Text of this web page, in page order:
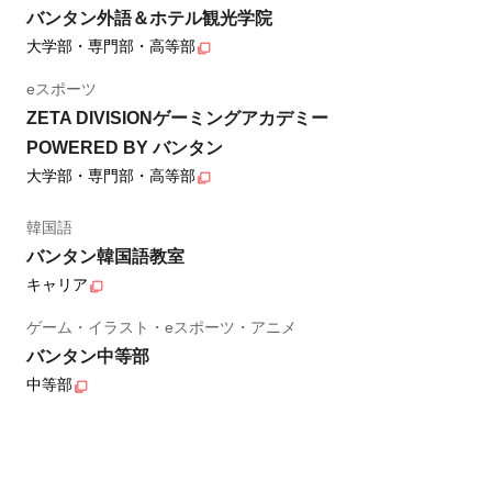
バンタン外語＆ホテル観光学院
大学部・専門部・高等部
eスポーツ
ZETA DIVISIONゲーミングアカデミー
POWERED BY バンタン
大学部・専門部・高等部
韓国語
バンタン韓国語教室
キャリア
ゲーム・イラスト・eスポーツ・アニメ
バンタン中等部
中等部